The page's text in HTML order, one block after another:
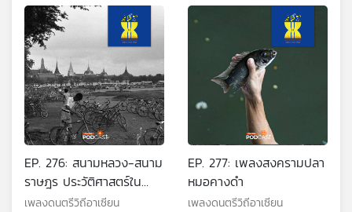
EP. 276: สนามหลวง-สนาม
ราษฎร ประวัติศาสตร์ใน
บทเพลง
เพลงดนตรีวิถีอาเซียน
EP. 277: เพลงสงครามปลา
หมอคางดำ
เพลงดนตรีวิถีอาเซียน